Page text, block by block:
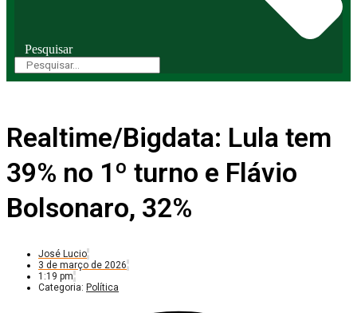
Pesquisar
Realtime/Bigdata: Lula tem
39% no 1º turno e Flávio
Bolsonaro, 32%
José Lucio
3 de março de 2026
1:19 pm
Categoria: Política